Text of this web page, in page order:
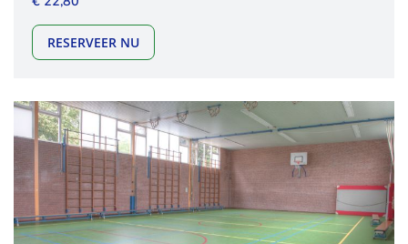
RESERVEER NUGYMZAAL ROSSINILAAN